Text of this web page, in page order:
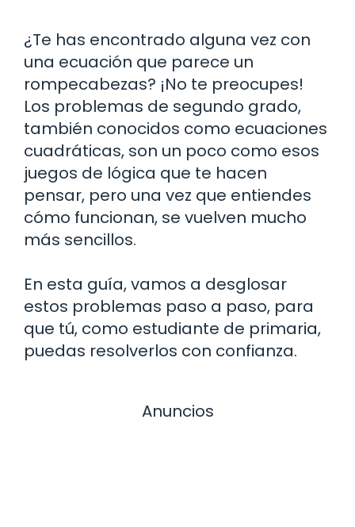
¿Te has encontrado alguna vez con
una ecuación que parece un
rompecabezas? ¡No te preocupes!
Los problemas de segundo grado,
también conocidos como ecuaciones
cuadráticas, son un poco como esos
juegos de lógica que te hacen
pensar, pero una vez que entiendes
cómo funcionan, se vuelven mucho
más sencillos.
En esta guía, vamos a desglosar
estos problemas paso a paso, para
que tú, como estudiante de primaria,
puedas resolverlos con confianza.
Anuncios